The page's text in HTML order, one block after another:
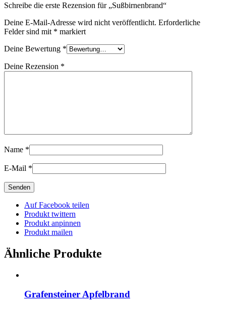
Schreibe die erste Rezension für „Sußbirnenbrand“
Deine E-Mail-Adresse wird nicht veröffentlicht. Erforderliche
Felder sind mit * markiert
Deine Bewertung *
Deine Rezension *
Name *
E-Mail *
Auf Facebook teilen
Produkt twittern
Produkt anpinnen
Produkt mailen
Ähnliche Produkte
Grafensteiner Apfelbrand